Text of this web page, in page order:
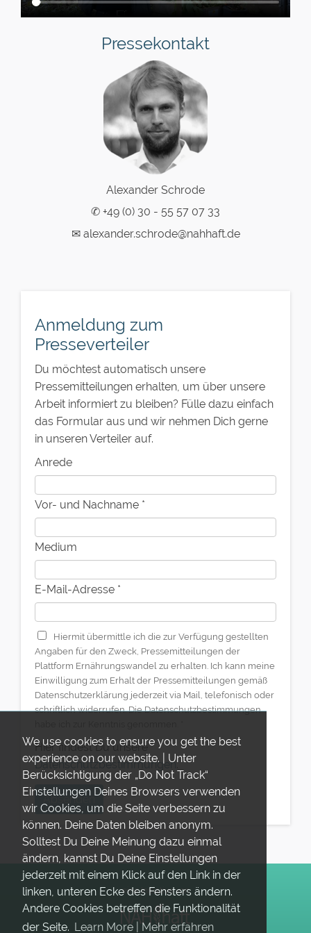
We use cookies to ensure you get the best
experience on our website. | Unter
Berücksichtigung der „Do Not Track“
Einstellungen Deines Browsers verwenden
wir Cookies, um die Seite verbessern zu
können. Deine Daten bleiben anonym.
Solltest Du Deine Meinung dazu einmal
ändern, kannst Du Deine Einstellungen
jederzeit mit einem Klick auf den Link in der
linken, unteren Ecke des Fensters ändern.
Andere Cookies betreffen die Funktionalität
der Seite. Learn More | Mehr erfahren
Pressekontakt
Alexander Schrode
✆ +49 (0) 30 - 55 57 07 33
✉ alexander.schrode@nahhaft.de
Anmeldung zum
Presseverteiler
Du möchtest automatisch unsere
Pressemitteilungen erhalten, um über unsere
Arbeit informiert zu bleiben? Fülle dazu einfach
das Formular aus und wir nehmen Dich gerne
in unseren Verteiler auf.
Anrede
Vor- und Nachname *
Medium
E-Mail-Adresse *
Hiermit übermittle ich die zur Verfügung gestellten
Angaben für den Zweck, Pressemitteilungen der
Plattform Ernährungswandel zu erhalten. Ich kann meine
Einwilligung zum Erhalt der Pressemitteilungen gemäß
Datenschutzerklärung jederzeit via Mail, telefonisch oder
schriftlich widerrufen. Die Datenschutzbestimmungen
Hier findest Du unsere
Datenschutzbestimmungen.
Absenden
eine Initiative von